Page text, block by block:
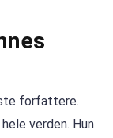
forfattere.
verden. Hun